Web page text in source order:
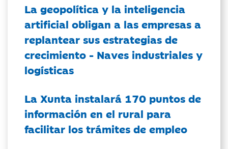
La geopolítica y la inteligencia
artificial obligan a las empresas a
replantear sus estrategias de
crecimiento - Naves industriales y
logísticas
La Xunta instalará 170 puntos de
información en el rural para
facilitar los trámites de empleo